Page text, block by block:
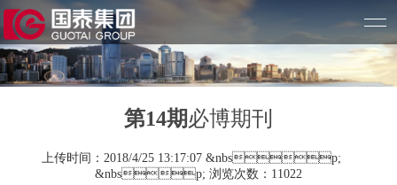
第14期必博期刊
上传时间：2018/4/25 13:17:07 &nbsp;
&nbsp; 浏览次数：11022